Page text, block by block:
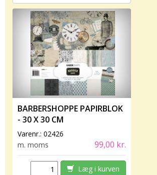
BARBERSHOPPE PAPIRBLOK
- 30 X 30 CM
Varenr.:02426
m. moms
99,00 kr.
Læg i kurven